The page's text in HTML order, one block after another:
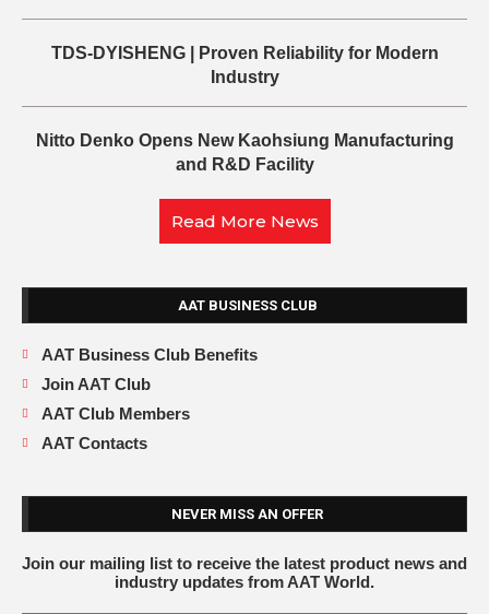
TDS-DYISHENG | Proven Reliability for Modern
Industry
Nitto Denko Opens New Kaohsiung Manufacturing
and R&D Facility
Read More News
AAT BUSINESS CLUB
AAT Business Club Benefits
Join AAT Club
AAT Club Members
AAT Contacts
NEVER MISS AN OFFER
Join our mailing list to receive the latest product news and
industry updates from AAT World.